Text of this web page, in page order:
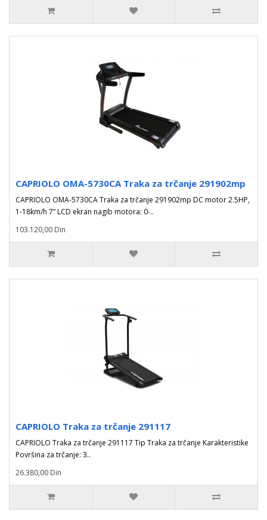
CAPRIOLO OMA-5730CA Traka za trčanje 291902mp
CAPRIOLO OMA-5730CA Traka za trčanje 291902mp DC motor 2.5HP,
1-18km/h 7” LCD ekran nagib motora: 0-..
103.120,00 Din
CAPRIOLO Traka za trčanje 291117
CAPRIOLO Traka za trčanje 291117 Tip Traka za trčanje Karakteristike
Površina za trčanje: 3..
26.380,00 Din